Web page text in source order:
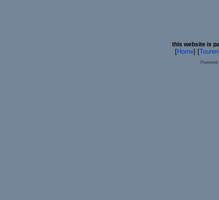
this website is
[Home] [Touren